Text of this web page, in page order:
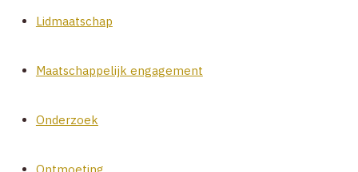
Lidmaatschap
Maatschappelijk engagement
Onderzoek